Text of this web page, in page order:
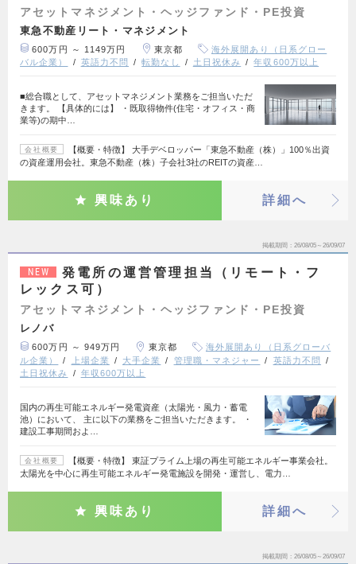
アセットマネジメント・ヘッジファンド・PE投資
東急不動産リート・マネジメント
600万円 ～ 1149万円 東京都
海外展開あり（日系グロー
バル企業）
英語力不問 転勤なし 土日祝休み 年収600万以上
■総合職として、アセットマネジメント業務をご担当いただ
きます。 【具体的には】 ・既取得物件(住宅・オフィス・商
業等)の期中…
会社概要
【概要・特徴】 大手デベロッパー「東急不動産（株）」100％出資
の資産運用会社。東急不動産（株）子会社3社のREITの資産…
興味あり 詳細へ
掲載期間 26/08/05～26/09/07
NEW
発電所の運営管理担当（リモート・フ
レックス可）
アセットマネジメント・ヘッジファンド・PE投資
レノバ
600万円 ～ 949万円 東京都
海外展開あり（日系グローバ
ル企業）
上場企業 大手企業 管理職・マネジャー
英語力不問
土日祝休み
年収600万以上
国内の再生可能エネルギー発電資産（太陽光・風力・蓄電
池）において、 主に以下の業務をご担当いただきます。 ・
建設工事期間およ…
会社概要
【概要・特徴】 東証プライム上場の再生可能エネルギー事業会社。
太陽光を中心に再生可能エネルギー発電施設を開発・運営し、電力…
興味あり 詳細へ
掲載期間 26/08/05～26/09/07